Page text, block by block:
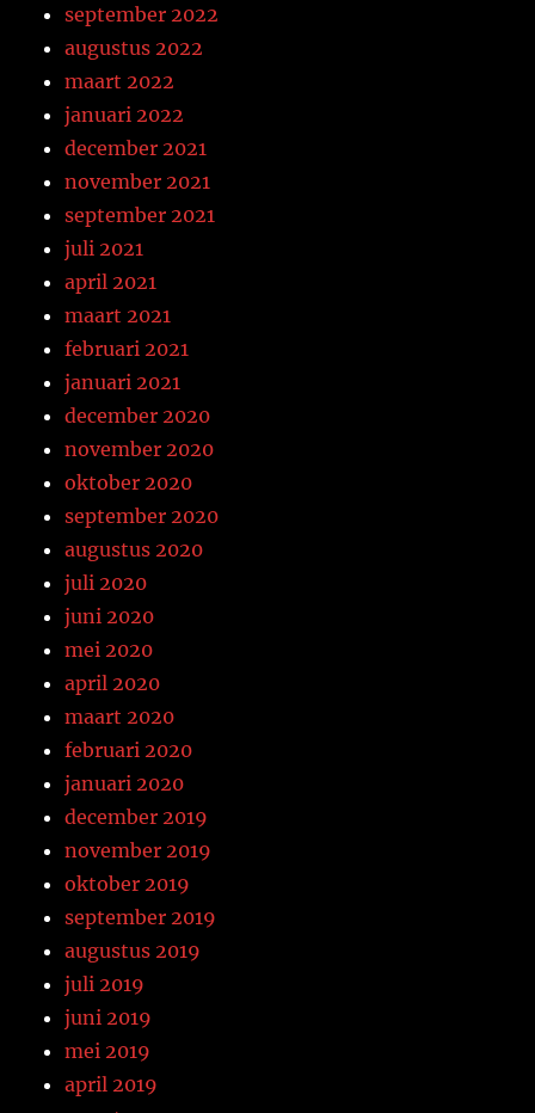
september 2022
augustus 2022
maart 2022
januari 2022
december 2021
november 2021
september 2021
juli 2021
april 2021
maart 2021
februari 2021
januari 2021
december 2020
november 2020
oktober 2020
september 2020
augustus 2020
juli 2020
juni 2020
mei 2020
april 2020
maart 2020
februari 2020
januari 2020
december 2019
november 2019
oktober 2019
september 2019
augustus 2019
juli 2019
juni 2019
mei 2019
april 2019